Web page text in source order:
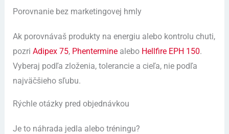
Porovnanie bez marketingovej hmly
Ak porovnávaš produkty na energiu alebo kontrolu chuti,
pozri Adipex 75, Phenterminealebo Hellfire EPH 150.
Vyberaj podľa zloženia, tolerancie a cieľa, nie podľa
najväčšieho sľubu.
Rýchle otázky pred objednávkou
Je to náhrada jedla alebo tréningu?